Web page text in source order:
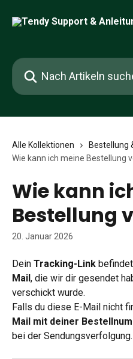
Nach Artikeln suchen …
Alle Kollektionen
Bestellung
Wie kann ich meine Bestellung
Wie kann
Bestellung
20. Januar 2026
Dein Tracking-Link
Mail, die wir dir gesendet
verschickt wurde.
Falls du diese E-Mail nicht
Mail mit deiner
bei der Sendungsverfolgung.